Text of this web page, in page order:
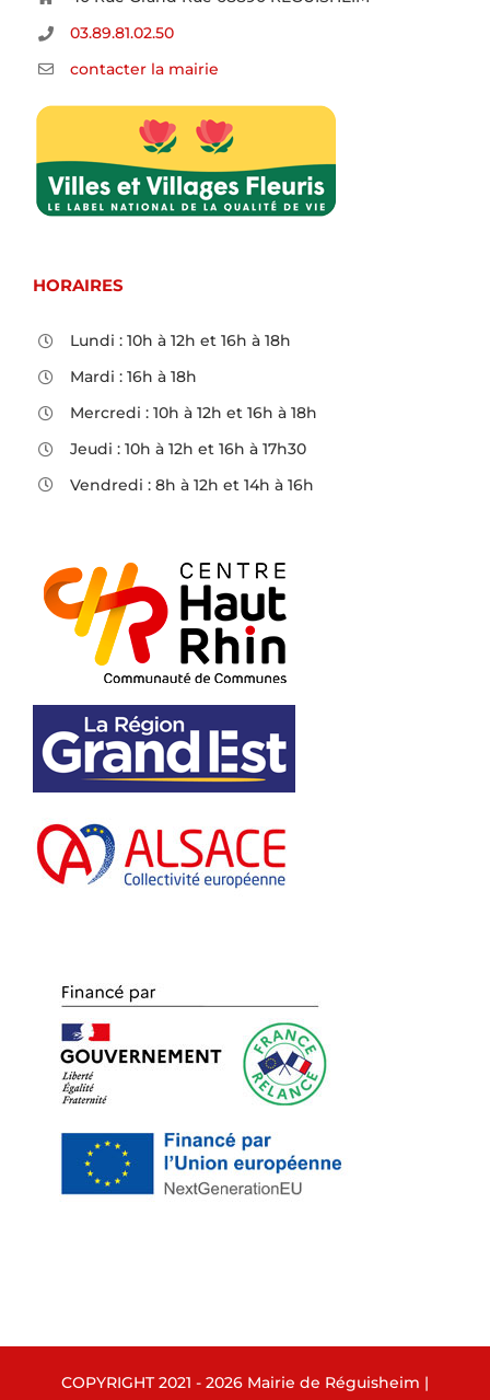
03.89.81.02.50
contacter la mairie
HORAIRES
Lundi : 10h à 12h et 16h à 18h
Mardi : 16h à 18h
Mercredi : 10h à 12h et 16h à 18h
Jeudi : 10h à 12h et 16h à 17h30
Vendredi : 8h à 12h et 14h à 16h
COPYRIGHT 2021 - 2026 Mairie de Réguisheim |